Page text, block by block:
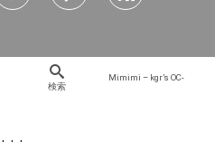
検索
Mimimi – kgr’s OC-